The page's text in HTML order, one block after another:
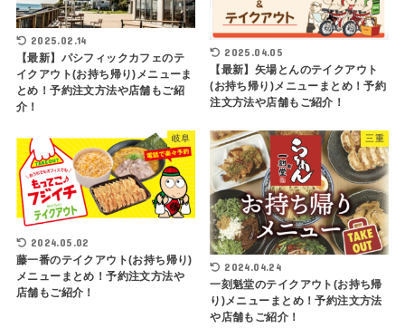
2025.02.14
【最新】パシフィックカフェのテ
イクアウト(お持ち帰り)メニューま
とめ！予約注文方法や店舗もご紹
介！
2025.04.05
【最新】矢場とんのテイクアウト
(お持ち帰り)メニューまとめ！予約
注文方法や店舗もご紹介！
岐阜
2024.05.02
藤一番のテイクアウト(お持ち帰り)
メニューまとめ！予約注文方法や
店舗もご紹介！
三重
2024.04.24
一刻魁堂のテイクアウト(お持ち帰
り)メニューまとめ！予約注文方法
や店舗もご紹介！